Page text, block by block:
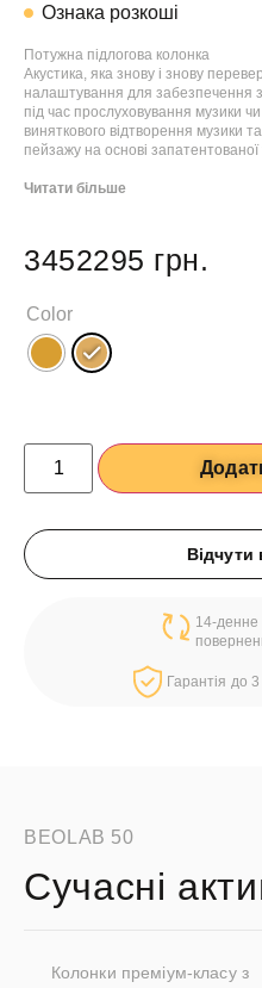
Ознака розкоші
Потужна підлогова колонка
Акустика, яка знову і знову
налаштування для забезпечення
під час прослуховування музики
виняткового відтворення музики
пейзажу на основі запатентованої
Читати більше
3452295 грн.
Color
Відчути
14-
Гарантія до 3
BEOLAB 50
Сучасні
Колонки преміум-класу з